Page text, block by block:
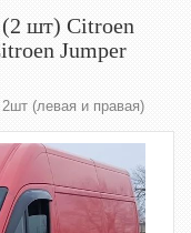
шт) Citroen
Jumper
(левая и правая)